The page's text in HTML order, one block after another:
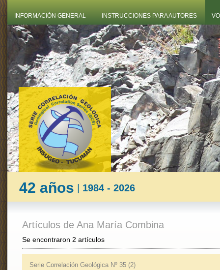
INFORMACIÓN GENERAL INSTRUCCIONES PARA AUTORES
42 años | 1984 - 2026
Artículos de Ana María Combina
Se encontraron 2 artículos
Serie Correlación Geológica Nº 35 (2)